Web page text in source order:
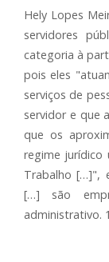
Hely Lopes
servidores
categoria à
pois eles
serviços de
servidor e que
que os
regime jurídico
Trabalho […]",
[…] são
administrativo.